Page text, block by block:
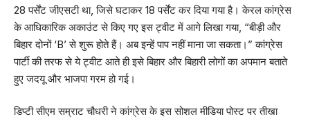
28 पर्सेंट जीएसटी था, जिसे घटाकर 18 पर्सेंट कर दिया गया है। केरल कांग्रेस
के आधिकारिक अकाउंट से किए गए इस ट्वीट में आगे लिखा गया, “बीड़ी और
बिहार दोनों ‘B’ से शुरू होते हैं। अब इन्हें पाप नहीं माना जा सकता।” कांग्रेस
पार्टी की तरफ से ये ट्वीट आते ही इसे बिहार और बिहारी लोगों का अपमान बताते
हुए जदयू और भाजपा गरम हो गई।
डिप्टी सीएम सम्राट चौधरी ने कांग्रेस के इस सोशल मीडिया पोस्ट पर तीखा